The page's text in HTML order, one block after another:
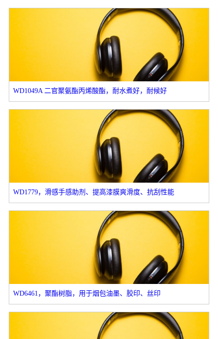
WD1049A 二官聚氨酯丙烯酸酯，耐水煮好，耐候好
WD1779，滑感手感助剂、提高漆膜爽滑度、抗刮性能
WD6461，聚酯树脂，用于烟包油墨、胶印、丝印